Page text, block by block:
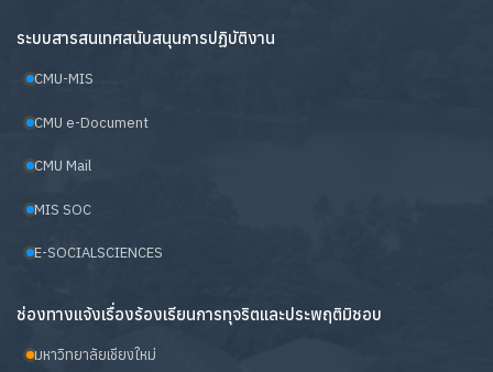
ระบบสารสนเทศสนับสนุนการปฏิบัติงาน
CMU-MIS
CMU e-Document
CMU Mail
MIS SOC
E-SOCIALSCIENCES
ช่องทางแจ้งเรื่องร้องเรียนการทุจริตและประพฤติมิชอบ
มหาวิทยาลัยเชียงใหม่